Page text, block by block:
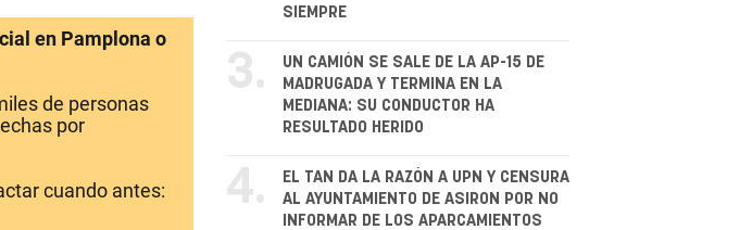
en Pamplona o
de personas
por
cuando antes:
SIEMPRE
3.
UN CAMIÓN SE SALE DE LA AP-15 DE
MADRUGADA Y TERMINA EN LA
MEDIANA: SU CONDUCTOR HA
RESULTADO HERIDO
4.
EL TAN DA LA RAZÓN A UPN Y CENSURA
AL AYUNTAMIENTO DE ASIRON POR NO
INFORMAR DE LOS APARCAMIENTOS